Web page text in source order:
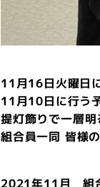
11月16日火曜日
11月10日に行う
提灯飾りで一層
組合員一同 皆様
2021年11月 組